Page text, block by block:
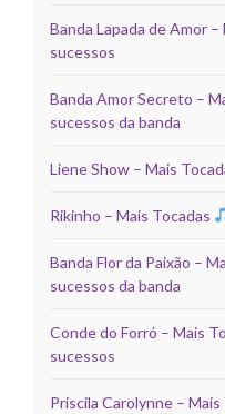
Banda Lapada de Amor –
sucessos
Banda Amor Secreto –
sucessos da banda
Liene Show – Mais
Rikinho – Mais Tocadas
Banda Flor da Paixão –
sucessos da banda
Conde do Forró – Mais
sucessos
Priscila Carolynne – Mais